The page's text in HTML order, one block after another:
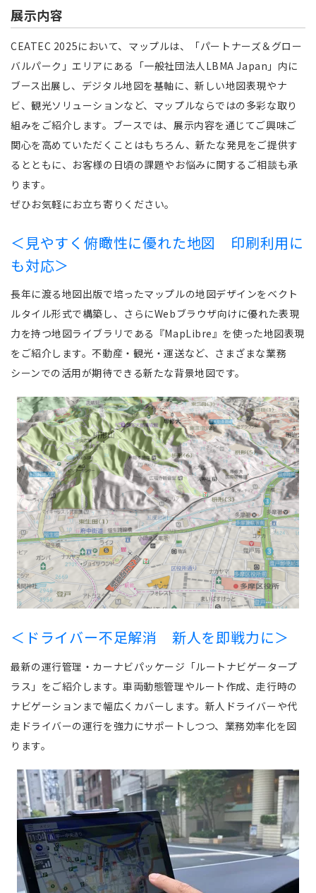
展示内容
CEATEC 2025において、マップルは、「パートナーズ＆グロー
バルパーク」エリアにある「一般社団法人LBMA Japan」内に
ブース出展し、デジタル地図を基軸に、新しい地図表現やナ
ビ、観光ソリューションなど、マップルならではの多彩な取り
組みをご紹介します。ブースでは、展示内容を通じてご興味ご
関心を高めていただくことはもちろん、新たな発見をご提供す
るとともに、お客様の日頃の課題やお悩みに関するご相談も承
ります。
ぜひお気軽にお立ち寄りください。
＜見やすく俯瞰性に優れた地図 印刷利用に
も対応＞
長年に渡る地図出版で培ったマップルの地図デザインをベクト
ルタイル形式で構築し、さらにWebブラウザ向けに優れた表現
力を持つ地図ライブラリである『MapLibre』を使った地図表現
をご紹介します。不動産・観光・運送など、さまざまな業務
シーンでの活用が期待できる新たな背景地図です。
＜ドライバー不足解消 新人を即戦力に＞
最新の運行管理・カーナビパッケージ「ルートナビゲータープ
ラス」をご紹介します。車両動態管理やルート作成、走行時の
ナビゲーションまで幅広くカバーします。新人ドライバーや代
走ドライバーの運行を強力にサポートしつつ、業務効率化を図
ります。